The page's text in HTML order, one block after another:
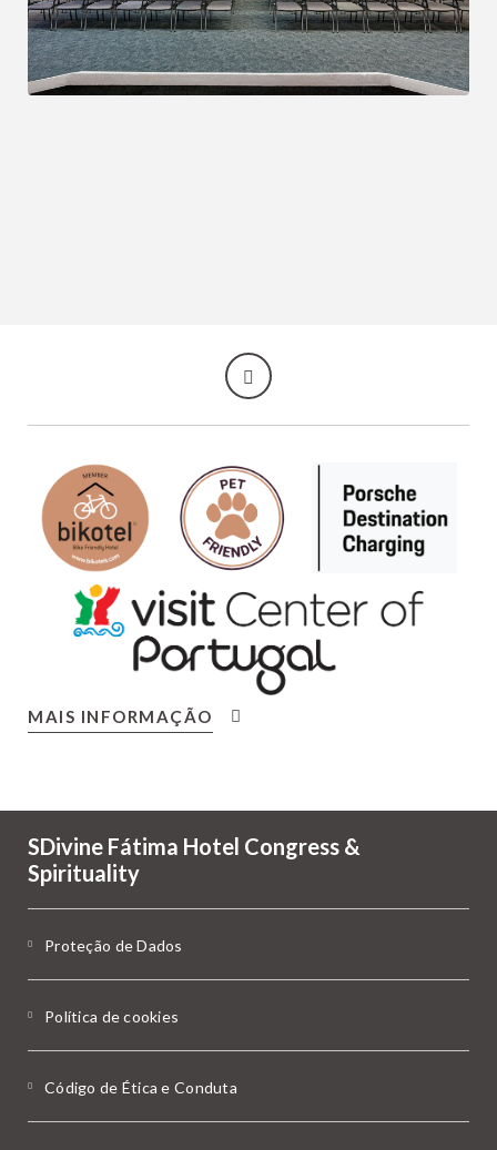
MAIS INFORMAÇÃO
SDivine Fátima Hotel Congress &
Spirituality
Proteção de Dados
Política de cookies
Código de Ética e Conduta